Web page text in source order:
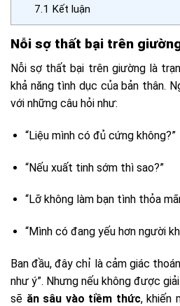
7.1 Kết luận
Nỗi sợ thất bại trên
Nỗi sợ thất bại trên giường là
khả năng tình dục của bản thân.
với những câu hỏi như:
“Liệu mình có đủ cứng không?”
“Nếu xuất tinh sớm thì sao?”
“Lỡ không làm bạn tình thỏa
“Mình có đang yếu hơn người
Ban đầu, đây chỉ là cảm giác
như ý”. Nhưng nếu không được
sẽ ăn sâu vào tiềm thức, khiến